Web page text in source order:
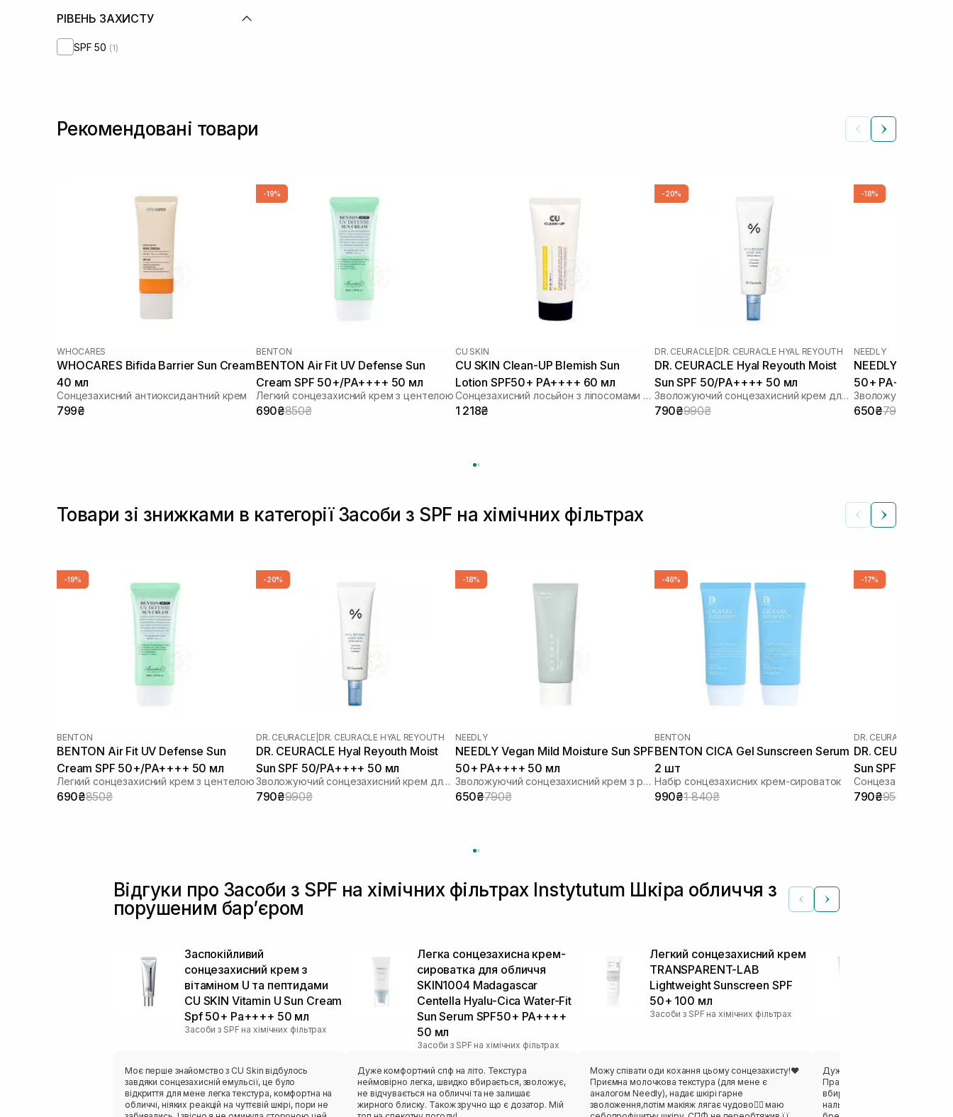
РІВЕНЬ ЗАХИСТУ
SPF 50 (1)
Рекомендовані товари
WHOCARES
WHOCARES Bifida Barrier Sun Cream
40 мл
Сонцезахисний антиоксидантний крем
799₴
-19%
BENTON
BENTON Air Fit UV Defense Sun
Cream SPF 50+/PA++++ 50 мл
Легкий сонцезахисний крем з центелою
690₴850₴
CU SKIN
CU SKIN Clean-UP Blemish Sun
Lotion SPF50+ PA++++ 60 мл
Сонцезахисний лосьйон з ліпосомами на стабільних фільтрах
1 218₴
-20%
DR. CEURACLE DR. CEURACLE HYAL REYOUTH
DR. CEURACLE Hyal Reyouth Moist
Sun SPF 50/PA++++ 50 мл
Зволожуючий сонцезахисний крем для обличчя з гіалуроновою кислотою
790₴990₴
-18%
NEEDLY
NEEDLY Vegan
50+ PA++++ 50
650₴790₴
Товари зі знижками в категорії Засоби з SPF на хімічних фільтрах
-19%
BENTON
BENTON Air Fit UV Defense Sun
Cream SPF 50+/PA++++ 50 мл
Легкий сонцезахисний крем з центелою
690₴850₴
-20%
DR. CEURACLE DR. CEURACLE HYAL REYOUTH
DR. CEURACLE Hyal Reyouth Moist
Sun SPF 50/PA++++ 50 мл
Зволожуючий сонцезахисний крем для обличчя з гіалуроновою кислотою
790₴990₴
-18%
NEEDLY
NEEDLY Vegan Mild Moisture Sun SPF
50+ PA++++ 50 мл
Зволожуючий сонцезахисний крем з рослинним скваланом
650₴790₴
-46%
BENTON
BENTON CICA Gel Sunscreen Serum
2 шт
Набір сонцезахисних крем-сироваток
990₴1 840₴
-17%
DR. CEURACLE
DR. CEURACLE
Sun SPF 50+
шкіри 50 мл
Сонцезахисний
790₴950₴
Відгуки про Засоби з SPF на хімічних фільтрах Instytutum Шкіра обличчя з
порушеним барʼєром
Заспокійливий
сонцезахисний крем з
вітаміном U та пептидами
CU SKIN Vitamin U Sun Cream
Spf 50+ Pa++++ 50 мл
Засоби з SPF на хімічних фільтрах
Моє перше знайомство з CU Skin відбулось
завдяки сонцезахисній емульсії, це було
відкриття для мене легка текстура, комфортна на
обличчі, ніяких реакцій на чуттєвій шкірі, пори не
Легка сонцезахисна крем-
сироватка для обличчя
SKIN1004 Madagascar
Centella Hyalu-Cica Water-Fit
Sun Serum SPF50+ PA++++
50 мл
Засоби з SPF на хімічних фільтрах
Дуже комфортний спф на літо. Текстура
неймовірно легка, швидко вбирається, зволожує,
не відчувається на обличчі та не залишає
жирного блиску. Також зручно що є дозатор. Мій
Легкий сонцезахисний крем
TRANSPARENT-LAB
Lightweight Sunscreen SPF
50+ 100 мл
Засоби з SPF на хімічних фільтрах
Можу співати оди кохання цьому сонцезахисту!❤️
Приємна молочкова текстура (для мене є
аналогом Needly), надає шкірі гарне
зволоження,потім макіяж лягає чудово👌🏻 маю
Дуже сподобався цей легкий
Практично не відчувається на
вбирається, не залишає
нальоту. Окремо приємно